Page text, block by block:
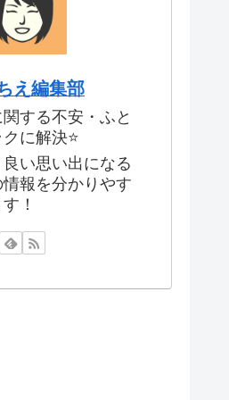
え編集部
する不安・ふと
に解決⭐️
い思い出になる
報を分かりやす
！